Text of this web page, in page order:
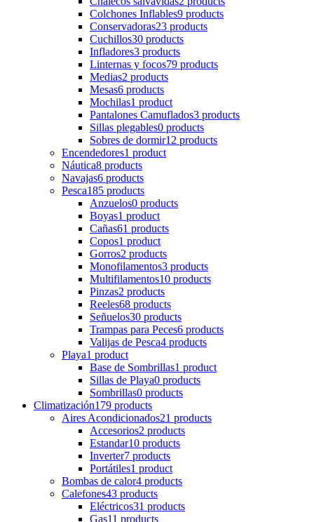
Colchones Inflables9 products
Conservadoras23 products
Cuchillos30 products
Infladores3 products
Linternas y focos79 products
Medias2 products
Mesas6 products
Mochilas1 product
Pantalones Camuflados3 products
Sillas plegables0 products
Sobres de dormir12 products
Encendedores1 product
Náutica8 products
Navajas6 products
Pesca185 products
Anzuelos0 products
Boyas1 product
Cañas61 products
Copos1 product
Gorros2 products
Monofilamentos3 products
Multifilamentos10 products
Pinzas2 products
Reeles68 products
Señuelos30 products
Trampas para Peces6 products
Valijas de Pesca4 products
Playa1 product
Base de Sombrillas1 product
Sillas de Playa0 products
Sombrillas0 products
Climatización179 products
Aires Acondicionados21 products
Accesorios2 products
Estandar10 products
Inverter7 products
Portátiles1 product
Bombas de calor4 products
Calefones43 products
Eléctricos31 products
Gas11 products